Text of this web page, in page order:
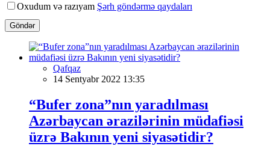
Oxudum və razıyam Şərh göndərmə qaydaları
Göndər
Qafqaz
14 Sentyabr 2022 13:35
“Bufer zona”nın yaradılması
Azərbaycan ərazilərinin müdafiəsi
üzrə Bakının yeni siyasətidir?